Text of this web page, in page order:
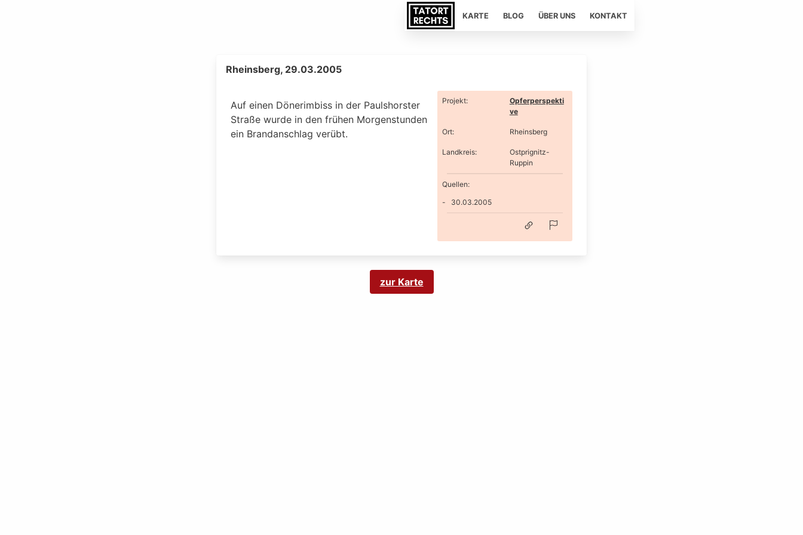
KARTE BLOG ÜBER UNS KONTAKT
Rheinsberg, 29.03.2005
Auf einen Dönerimbiss in der Paulshorster
Straße wurde in den frühen Morgenstunden
ein Brandanschlag verübt.
Projekt:
Opferperspekti
ve
Ort: Rheinsberg
Landkreis:
Ostprignitz-
Ruppin
Quellen:
30.03.2005
zur Karte